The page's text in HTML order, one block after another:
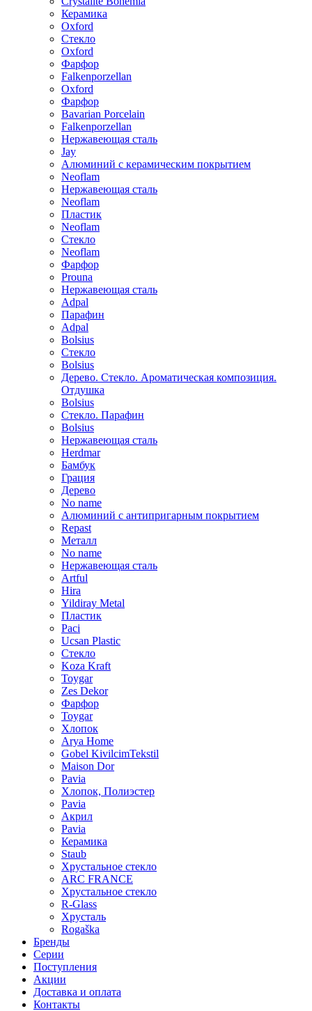
Керамика
Oxford
Стекло
Oxford
Фарфор
Falkenporzellan
Oxford
Фарфор
Bavarian Porcelain
Falkenporzellan
Нержавеющая сталь
Jay
Алюминий с керамическим покрытием
Neoflam
Нержавеющая сталь
Neoflam
Пластик
Neoflam
Стекло
Neoflam
Фарфор
Prouna
Нержавеющая сталь
Adpal
Парафин
Adpal
Bolsius
Стекло
Bolsius
Дерево. Стекло. Ароматическая композиция.
Отдушка
Bolsius
Стекло. Парафин
Bolsius
Нержавеющая сталь
Herdmar
Бамбук
Грация
Дерево
No name
Алюминий с антипригарным покрытием
Repast
Металл
No name
Нержавеющая сталь
Artful
Hira
Yildiray Metal
Пластик
Paci
Ucsan Plastic
Стекло
Koza Kraft
Toygar
Zes Dekor
Фарфор
Toygar
Хлопок
Arya Home
Gobel KivilcimTekstil
Maison Dor
Pavia
Хлопок, Полиэстер
Pavia
Акрил
Pavia
Керамика
Staub
Хрустальное стекло
ARC FRANCE
Хрустальное стекло
R-Glass
Хрусталь
Rogaška
Бренды
Серии
Поступления
Акции
Доставка и оплата
Контакты